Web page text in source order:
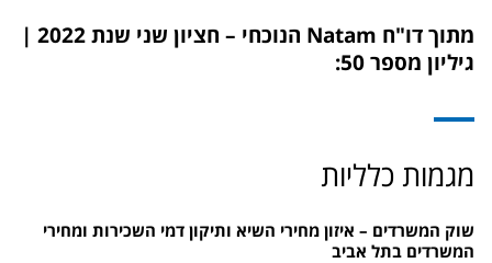
מתוך דו"ח Natam הנוכחי –
חציון שני שנת 2022 |
גיליון מספר 50:
מגמות כלליות
שוק המשרדים – איזון מחירי השיא ותיקון דמי השכירות ומחירי
המשרדים בתל אביב